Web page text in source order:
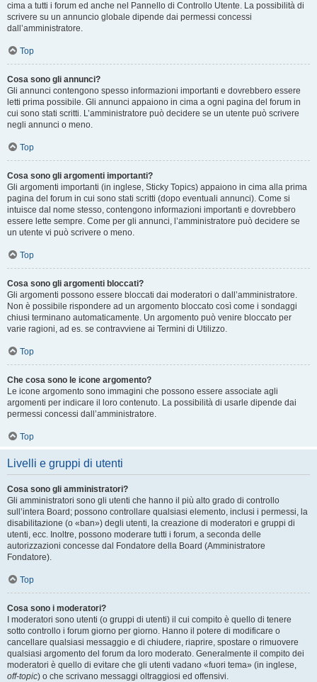
cima a tutti i forum ed anche nel Pannello di Controllo Utente. La possibilità di
scrivere su un annuncio globale dipende dai permessi concessi
dall’amministratore.
Top
Cosa sono gli annunci?
Gli annunci contengono spesso informazioni importanti e dovrebbero essere
letti prima possibile. Gli annunci appaiono in cima a ogni pagina del forum in
cui sono stati scritti. L’amministratore può decidere se un utente può scrivere
negli annunci o meno.
Top
Cosa sono gli argomenti importanti?
Gli argomenti importanti (in inglese, Sticky Topics) appaiono in cima alla prima
pagina del forum in cui sono stati scritti (dopo eventuali annunci). Come si
intuisce dal nome stesso, contengono informazioni importanti e dovrebbero
essere lette sempre. Come per gli annunci, l’amministratore può decidere se
un utente vi può scrivere o meno.
Top
Cosa sono gli argomenti bloccati?
Gli argomenti possono essere bloccati dai moderatori o dall’amministratore.
Non è possibile rispondere ad un argomento bloccato così come i sondaggi
chiusi terminano automaticamente. Un argomento può venire bloccato per
varie ragioni, ad es. se contravviene ai Termini di Utilizzo.
Top
Che cosa sono le icone argomento?
Le icone argomento sono immagini che possono essere associate agli
argomenti per indicare il loro contenuto. La possibilità di usarle dipende dai
permessi concessi dall’amministratore.
Top
Livelli e gruppi di utenti
Cosa sono gli amministratori?
Gli amministratori sono gli utenti che hanno il più alto grado di controllo
sull’intera Board; possono controllare qualsiasi elemento, inclusi i permessi, la
disabilitazione (o «ban») degli utenti, la creazione di moderatori e gruppi di
utenti, ecc. Inoltre, possono moderare tutti i forum, a seconda delle
autorizzazioni concesse dal Fondatore della Board (Amministratore
Fondatore).
Top
Cosa sono i moderatori?
I moderatori sono utenti (o gruppi di utenti) il cui compito è quello di tenere
sotto controllo i forum giorno per giorno. Hanno il potere di modificare o
cancellare qualsiasi messaggio e di chiudere, riaprire, spostare o rimuovere
qualsiasi argomento del forum da loro moderato. Generalmente il compito dei
moderatori è quello di evitare che gli utenti vadano «fuori tema» (in inglese,
off-topic) o che scrivano messaggi oltraggiosi ed offensivi.